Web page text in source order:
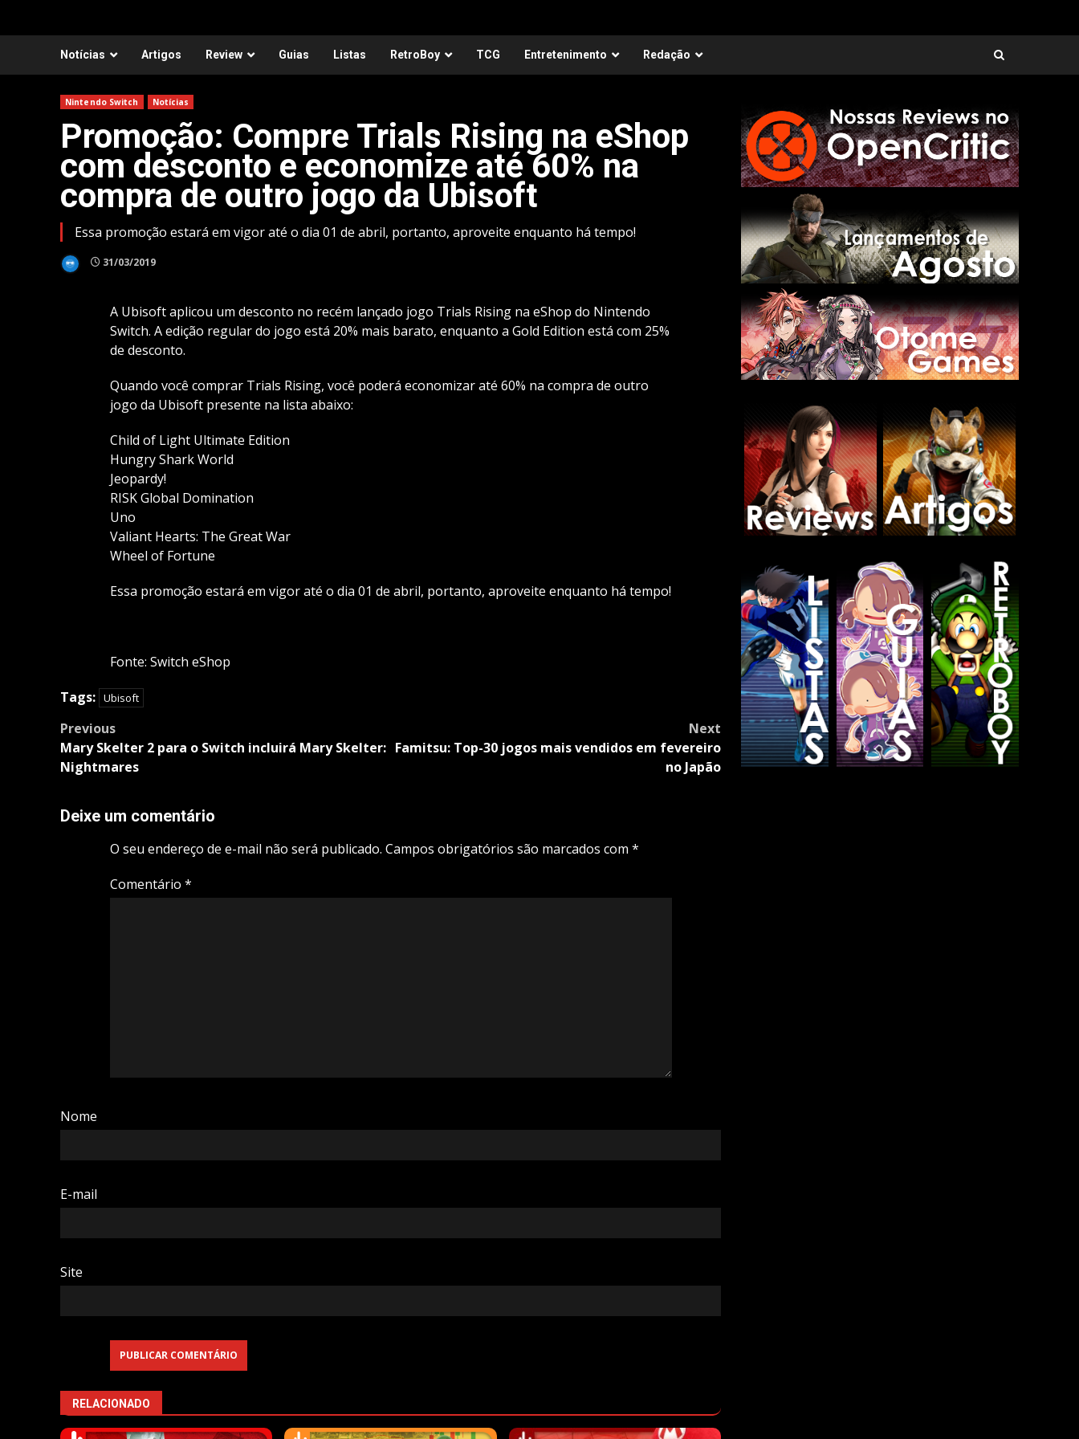
Notícias Artigos Review Guias Listas RetroBoy TCG Entretenimento Redação
Nintendo Switch Notícias
Promoção: Compre Trials Rising na eShop
com desconto e economize até 60% na
compra de outro jogo da Ubisoft
Essa promoção estará em vigor até o dia 01 de abril, portanto, aproveite enquanto há tempo!
31/03/2019
A Ubisoft aplicou um desconto no recém lançado jogo Trials Rising na eShop do Nintendo
Switch. A edição regular do jogo está 20% mais barato, enquanto a Gold Edition está com 25%
de desconto.
Quando você comprar Trials Rising, você poderá economizar até 60% na compra de outro
jogo da Ubisoft presente na lista abaixo:
Child of Light Ultimate Edition
Hungry Shark World
Jeopardy!
RISK Global Domination
Uno
Valiant Hearts: The Great War
Wheel of Fortune
Essa promoção estará em vigor até o dia 01 de abril, portanto, aproveite enquanto há tempo!
Fonte: Switch eShop
Tags: Ubisoft
Post
navigation
Previous
Mary Skelter 2 para o Switch incluirá Mary Skelter:
Nightmares
Next
Famitsu: Top-30 jogos mais vendidos em fevereiro
no Japão
Deixe um comentário
O seu endereço de e-mail não será publicado. Campos obrigatórios são marcados com *
Comentário *
Nome
E-mail
Site
RELACIONADO